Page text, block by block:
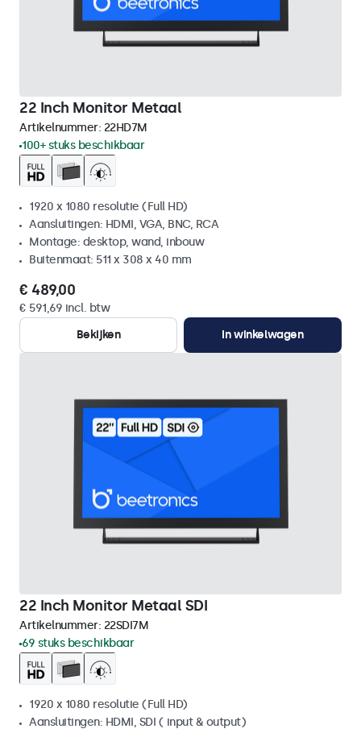
22 Inch Monitor Metaal
Artikelnummer: 22HD7M
100+ stuks beschikbaar
1920 x 1080 resolutie (Full HD)
Aansluitingen: HDMI, VGA, BNC, RCA
Montage: desktop, wand, inbouw
Buitenmaat: 511 x 308 x 40 mm
€ 489,00
€ 591,69 incl. btw
Bekijken
In winkelwagen
22 Inch Monitor Metaal SDI
Artikelnummer: 22SDI7M
69 stuks beschikbaar
1920 x 1080 resolutie (Full HD)
Aansluitingen: HDMI, SDI ( input & output)